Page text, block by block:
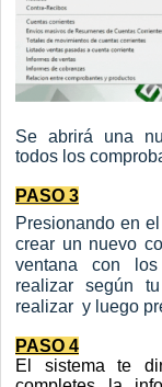
Se abrirá una
todos los
PASO 3
Presionando en
crear un nuevo
ventana con
realizar según
realizar y luego
PASO 4
El sistema te